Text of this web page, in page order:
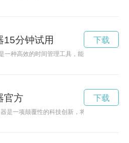
15分钟试用
一种高效的时间管理工具，能够帮助人们快
下载
官方
是一项颠覆性的科技创新，将为人类探索未
下载